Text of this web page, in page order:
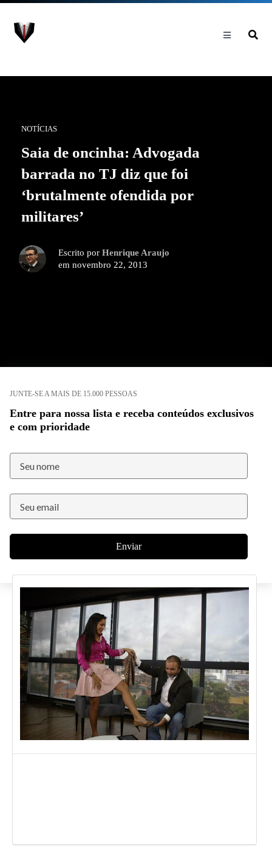
NOTÍCIAS
Saia de oncinha: Advogada
barrada no TJ diz que foi
‘brutalmente ofendida por
militares’
Escrito por Henrique Araujo
em novembro 22, 2013
JUNTE-SE A MAIS DE 15.000 PESSOAS
Entre para nossa lista e receba conteúdos exclusivos
e com prioridade
Enviar